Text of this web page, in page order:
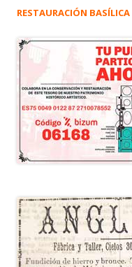
RESTAURACIÓN BASÍLICA